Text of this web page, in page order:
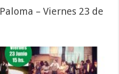
– Viernes 23 de